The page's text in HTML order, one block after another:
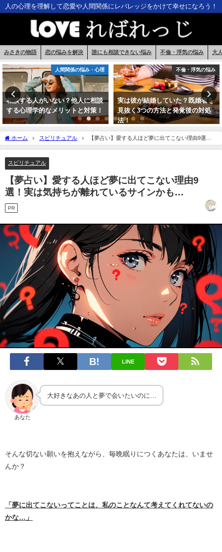
人の心理を理解して恋愛や人間関係にレバレッジをかけて幸せになろう！
みさきの物語 恋の悩みを解決 誰にも相談できない悩み 不倫・浮気の悩み 大
不倫・浮気の悩み
実は彼が結婚していた？既婚者を
見抜く3つの方法と発覚後の対処
法！
人間関係の悩み・心理
騙されないために！大手で安心で
きるオススメの電話占いサイトを
公開！
ホーム スピリチュアル
【夢占い】愛する人ほど夢に出てこない理由9選！
実は気持ちが離れているサインかも…
スピリチュアル
【夢占い】愛する人ほど夢に出てこない理由9
選！実は気持ちが離れているサインかも…
PR
LINE
あなた
大好きなあの人と夢で会いたいのに…
そんな切ない願いを抱えながら、毎晩眠りにつくあなたは、いませ
んか？
「夢に出てこないってことは、私のことなんて考えてくれてないの
かな…」